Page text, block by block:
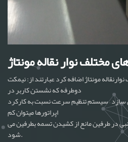
مختلف نوار نقاله مونتاژ
مونتاژ اضافه کرد عبارتند از: نیمکت
دوطرفه که نشستن کاربر در
سازد – سیستم تنظیم سرعت نسبت به کارکرد
اپراتورها میتوان کم
در طرفین مانع از کشیدن تسمه بطرفین می
شود.